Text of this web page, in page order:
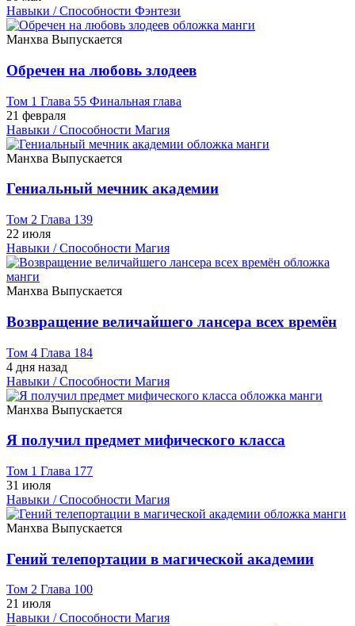
Навыки / Способности Фэнтези
Манхва Выпускается
Обречен на любовь злодеев
Том 1 Глава 55 Финальная глава
21 февраля
Навыки / Способности Магия
Манхва Выпускается
Гениальный мечник академии
Том 2 Глава 139
22 июля
Навыки / Способности Магия
Манхва Выпускается
Возвращение величайшего лансера всех времён
Том 4 Глава 184
4 дня назад
Навыки / Способности Магия
Манхва Выпускается
Я получил предмет мифического класса
Том 1 Глава 177
31 июля
Навыки / Способности Магия
Манхва Выпускается
Гений телепортации в магической академии
Том 2 Глава 100
21 июля
Навыки / Способности Магия